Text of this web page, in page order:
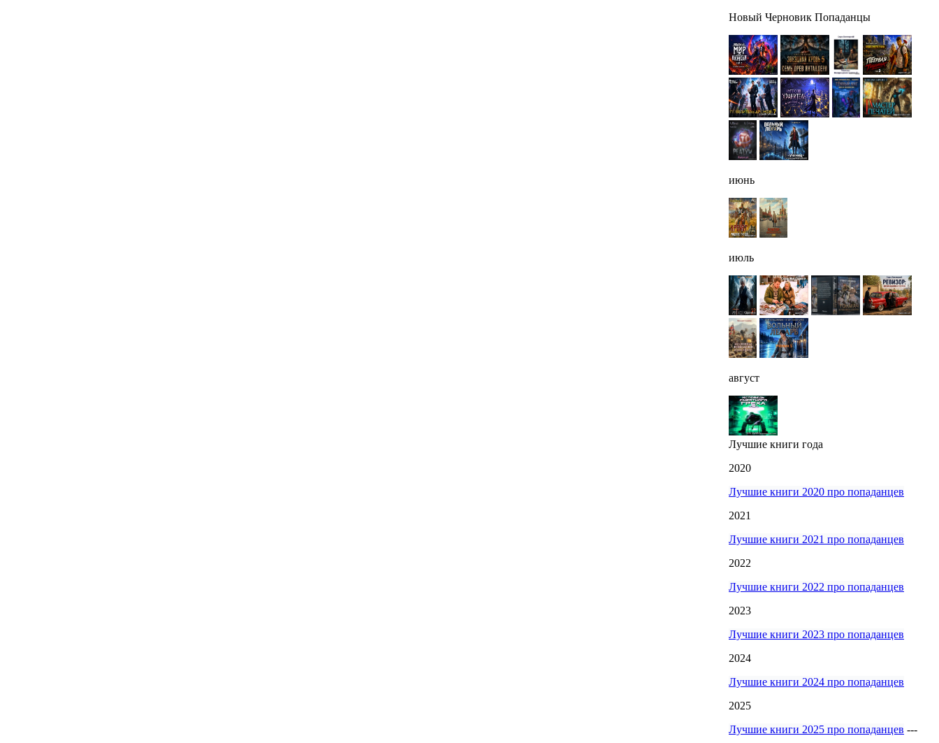
Новый Черновик Попаданцы
июнь
июль
август
Лучшие книги года
2020
Лучшие книги 2020 про попаданцев
2021
Лучшие книги 2021 про попаданцев
2022
Лучшие книги 2022 про попаданцев
2023
Лучшие книги 2023 про попаданцев
2024
Лучшие книги 2024 про попаданцев
2025
Лучшие книги 2025 про попаданцев ---